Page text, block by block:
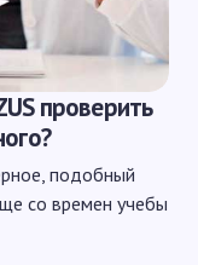
проверить
подобный
со времен учебы